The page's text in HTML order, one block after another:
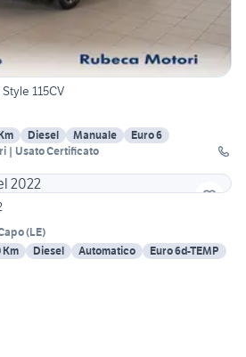
115CV
Diesel Manuale
Euro 6
| Usato Certificato
(LE)
Km Diesel Automatico Euro 6d-TEMP